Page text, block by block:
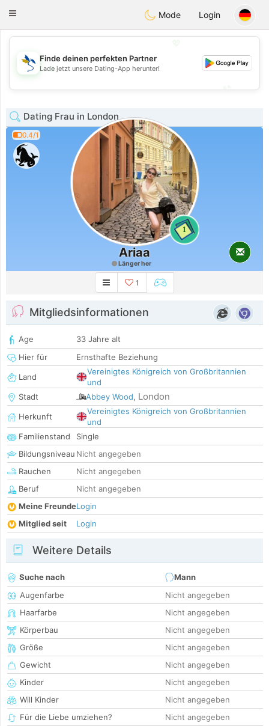
SvenskaDating
Toggle
Mode Login
💖
💕
Finde deinen perfekten Partner
Lade jetzt unsere Dating-App herunter!
Dating Frau in London
0.4/1
1
Ariaa
Länger her
1
Mitgliedsinformationen
Age
33 Jahre alt
Hier für
Ernsthafte Beziehung
Land
Vereinigtes Königreich von Großbritannien
und
Stadt
Abbey Wood, London
Herkunft
Vereinigtes Königreich von Großbritannien
und
Familienstand
Single
Bildungsniveau Nicht angegeben
Rauchen
Nicht angegeben
Beruf
Nicht angegeben
Meine FreundeLogin
Mitglied seit
Login
Weitere Details
Suche nach
Mann
Augenfarbe
Nicht angegeben
Haarfarbe
Nicht angegeben
Körperbau
Nicht angegeben
Größe
Nicht angegeben
Gewicht
Nicht angegeben
Kinder
Nicht angegeben
Will Kinder
Nicht angegeben
Für die Liebe umziehen?
Nicht angegeben